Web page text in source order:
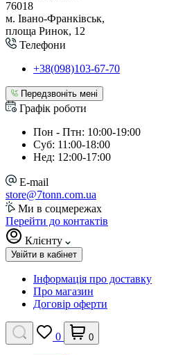
76018
м. Івано-Франківськ,
площа Ринок, 12
Телефони
+38(098)103-67-70
Передзвоніть мені
Графік роботи
Пон - Птн: 10:00-19:00
Суб: 11:00-18:00
Нед: 12:00-17:00
E-mail
store@7tonn.com.ua
Ми в соцмережах
Перейти до контактів
Клієнту
Увійти в кабінет
Інформація про доставку
Про магазин
Договір оферти
0 0